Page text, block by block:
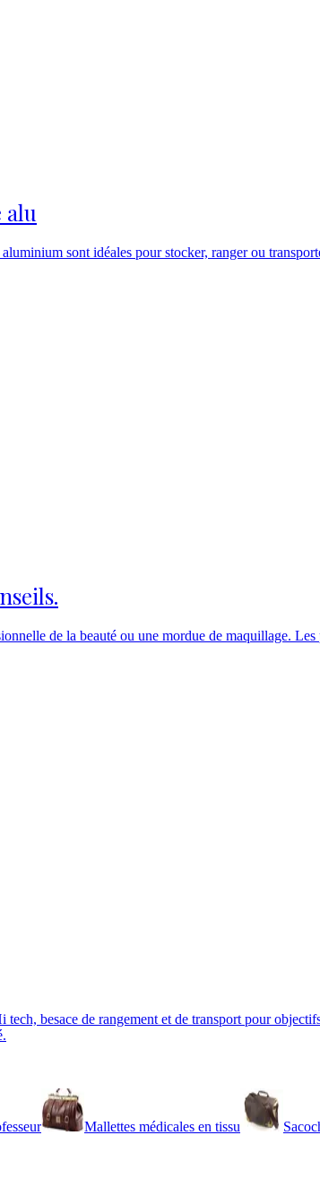
alu
sont idéales pour stocker, ranger ou
de la beauté ou une mordue de maquillage.
besace de rangement et de transport pour
Mallettes médicales en tissu